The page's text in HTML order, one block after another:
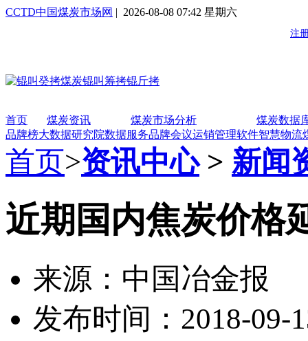
CCTD中国煤炭市场网 | 2026-08-08 07:42 星期六
首页 煤炭资讯 煤炭市场分析
煤炭数据
品牌榜大数据研究院数据服务品牌会议运销管理软件智慧物流
首页>资讯中心> 新闻
近期国内焦炭价格
来源：中国冶金报
发布时间：2018-09-